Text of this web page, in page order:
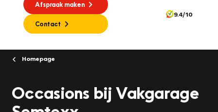
Afspraak maken
Contact
9.4/10
Homepage
Occasions bij Vakgarage